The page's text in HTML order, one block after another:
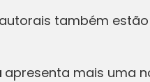
também
apresenta mais uma